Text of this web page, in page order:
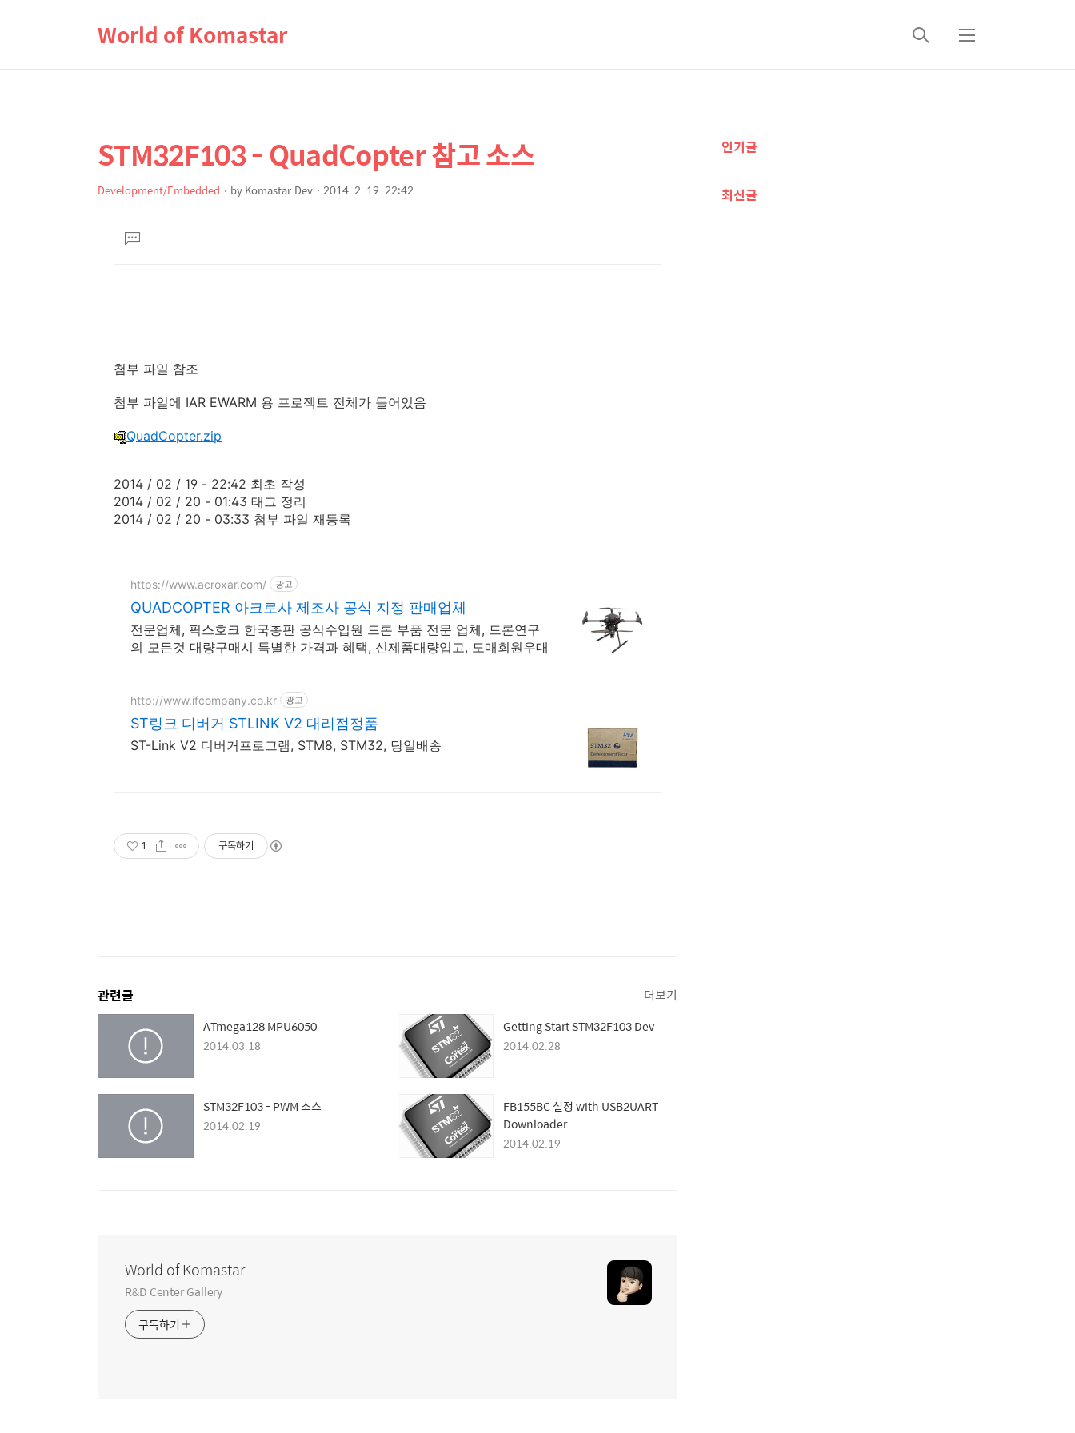
World of Komastar
검
메
상
세
컨
본
문
제
STM32F103 - QuadCopter 참고 소스
Development/Embedded byKomastar.Dev 2014. 2. 19. 22:42
댓
글
첨부 파일 참조
첨부 파일에 IAR EWARM 용 프로젝트 전체가 들어있음
QuadCopter.zip
2014 / 02 / 19 - 22:42 최초 작성
2014 / 02 / 20 - 01:43 태그 정리
2014 / 02 / 20 - 03:33 첨부 파일 재등록
https://www.acroxar.com/ 광고
QUADCOPTER 아크로사 제조사 공식 지정 판매업체
전문업체, 픽스호크 한국총판 공식수입원 드론 부품 전문 업체, 드론연구
의 모든것 대량구매시 특별한 가격과 혜택, 신제품대량입고, 도매회원우대
http://www.ifcompany.co.kr 광고
ST링크 디버거 STLINK V2 대리점정품
ST-Link V2 디버거프로그램, STM8, STM32, 당일배송
1 구독하기
관련글 더보기
ATmega128 MPU6050
2014.03.18
Getting Start STM32F103 Dev
2014.02.28
STM32F103 - PWM 소스
2014.02.19
FB155BC 설정 with USB2UART
Downloader
2014.02.19
World of Komastar
R&D Center Gallery
구독하기
추
정
인기글
최신글